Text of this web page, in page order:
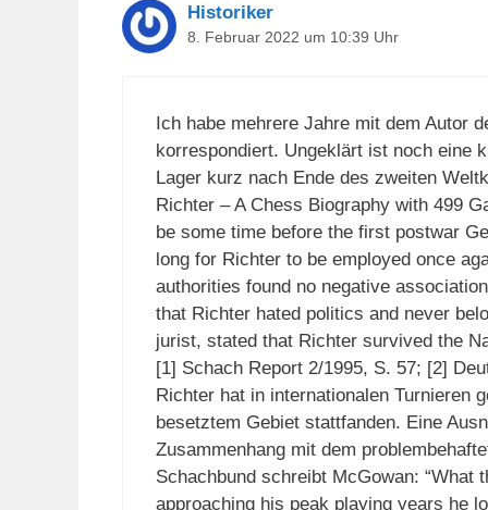
Historiker
8. Februar 2022 um 10:39 Uhr
Ich habe mehrere Jahre mit dem Autor
korrespondiert. Ungeklärt ist noch eine
Lager kurz nach Ende des zweiten
Richter – A Chess Biography with 499
be some time before the first postwar
long for Richter to be employed once
authorities found no negative
that Richter hated politics and never
jurist, stated that Richter survived the
[1] Schach Report 2/1995, S. 57; [2]
Richter hat in internationalen Turnieren
besetztem Gebiet stattfanden. Eine
Zusammenhang mit dem
Schachbund schreibt McGowan:
approaching his peak playing years he